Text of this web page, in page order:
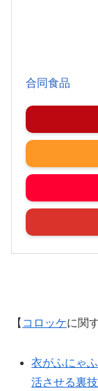
合同食品
【 コロッケに関
衣がふにゃ
活させる裏